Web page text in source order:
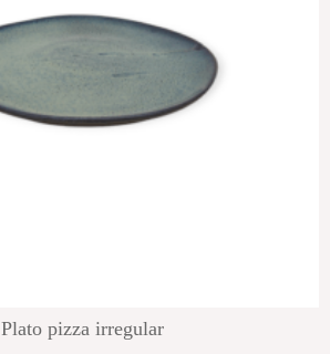
Plato pizza irregular